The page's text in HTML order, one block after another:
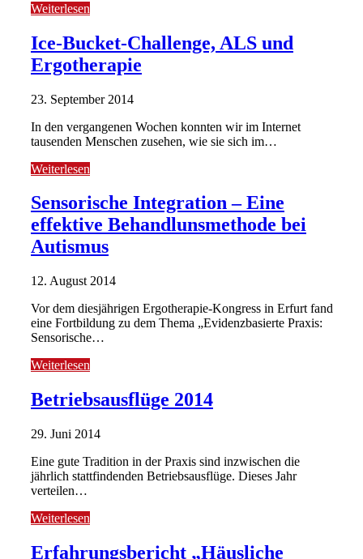
Weiterlesen
Ice-Bucket-Challenge, ALS und
Ergotherapie
23. September 2014
In den vergangenen Wochen konnten wir im Internet
tausenden Menschen zusehen, wie sie sich im…
Weiterlesen
Sensorische Integration – Eine
effektive Behandlunsmethode bei
Autismus
12. August 2014
Vor dem diesjährigen Ergotherapie-Kongress in Erfurt fand
eine Fortbildung zu dem Thema „Evidenzbasierte Praxis:
Sensorische…
Weiterlesen
Betriebsausflüge 2014
29. Juni 2014
Eine gute Tradition in der Praxis sind inzwischen die
jährlich stattfindenden Betriebsausflüge. Dieses Jahr
verteilen…
Weiterlesen
Erfahrungsbericht „Häusliche